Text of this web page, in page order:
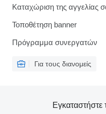
Καταχώριση της αγγελίας
Τοποθέτηση banner
Πρόγραμμα συνεργατών
Για τους διανομείς
Εγκαταστήστε